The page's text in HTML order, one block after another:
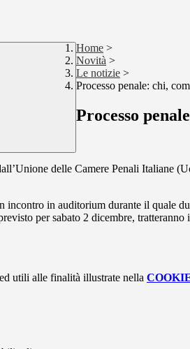
Home >
Novità >
Le notizie >
Processo penale: chi,
Processo
l’Unione delle Camere Penali Italiane
incontro in auditorium durante il quale
per sabato 2 dicembre,
utili alle finalità illustrate nella